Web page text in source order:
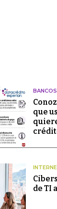
BANCOS
que
de TI